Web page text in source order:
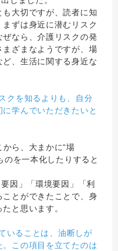
大切ですが、読者に知
ずは身近に潜むリスク
なら、介護リスクの発
ざまなようですが、場
、生活に関する身近な
クを知るよりも、自分
学んでいただきたいと
から、大まかに“場
のを一本化したりすると
因」「環境要因」「利
とができたことで、身
と思います。
いることは、油断しが
この項目を立てたのは